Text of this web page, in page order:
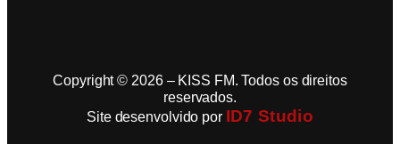
Copyright © 2026 – KISS FM. Todos os direitos
reservados.
Site desenvolvido por ID7 Studio